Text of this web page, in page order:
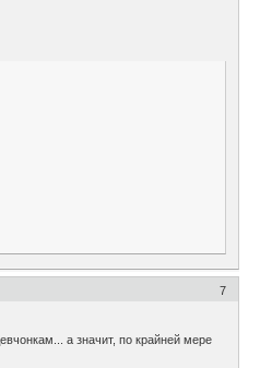
7
а значит, по крайней мере